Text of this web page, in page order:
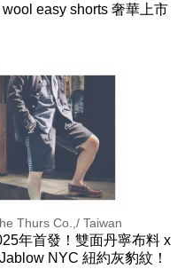
easy shorts 奢華上市
Thurs Co.,/ Taiwan
年首發！雙面丹寧布料 x
NYC 紐約灰豹紋！